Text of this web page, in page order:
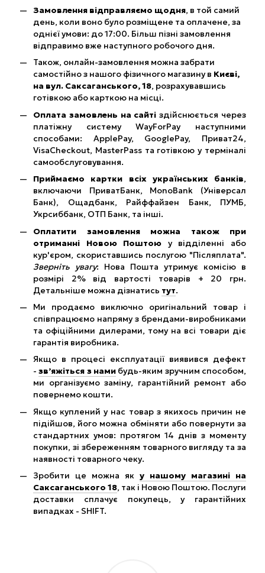
Замовлення відправляємо щодня, в той самий
день, коли воно було розміщене та оплачене, за
однієї умови: до 17:00. Більш пізні замовлення
відправимо вже наступного робочого дня.
Також, онлайн-замовлення можна забрати
самостійно з нашого фізичного магазину в Києві,
на вул. Саксаганського, 18, розрахувавшись
готівкою або карткою на місці.
Оплата замовлень на сайтіздійснюється через
платіжну систему WayForPay наступними
способами: ApplePay, GooglePay, Приват24,
VisaCheckout, MasterPass та готівкою у терміналі
самообслуговування.
Приймаємо картки всіх українських банків,
включаючи ПриватБанк, MonoBank (Універсал
Банк), Ощадбанк, Райффайзен Банк, ПУМБ,
Укрсиббанк, ОТП Банк, та інші.
Оплатити замовлення можна також при
отриманні Новою Поштою у відділенні або
кур'єром, скориставшись послугою "Післяплата".
Зверніть увагу: Нова Пошта утримує комісію в
розмірі 2% від вартості товарів + 20 грн.
Детальніше можна дізнатись тут.
Ми продаємо виключно оригінальний товар і
співпрацюємо напряму з брендами-виробниками
та офіційними дилерами, тому на всі товари діє
гарантія виробника.
Якщо в процесі експлуатації виявився дефект
-зв’яжіться з нами будь-яким зручним способом,
ми організуємо заміну, гарантійний ремонт або
повернемо кошти.
Якщо куплений у нас товар з якихось причин не
підійшов, його можна обміняти або повернути за
стандартних умов: протягом 14 днів з моменту
покупки, зі збереженням товарного вигляду та за
наявності товарного чеку.
Зробити це можна як у нашому магазині на
Саксаганського 18, так і Новою Поштою. Послуги
доставки сплачує покупець, у гарантійних
випадках - SHIFT.